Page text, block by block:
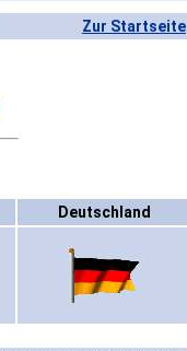
Zur Startseite
Deutschland